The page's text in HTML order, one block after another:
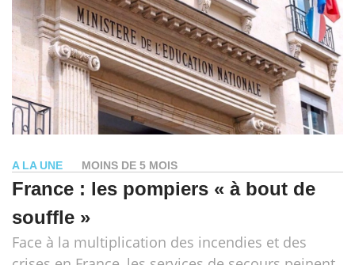
A LA UNE MOINS DE 5 MOIS
France : les pompiers « à bout de
souffle »
Face à la multiplication des incendies et des